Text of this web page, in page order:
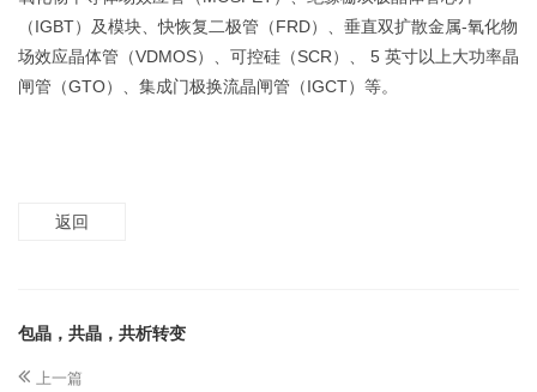
（IGBT）及模块、快恢复二极管（FRD）、垂直双扩散金属-氧化物
场效应晶体管（VDMOS）、可控硅（SCR）、 5 英寸以上大功率晶
闸管（GTO）、集成门极换流晶闸管（IGCT）等。
返回
包晶，共晶，共析转变
上一篇